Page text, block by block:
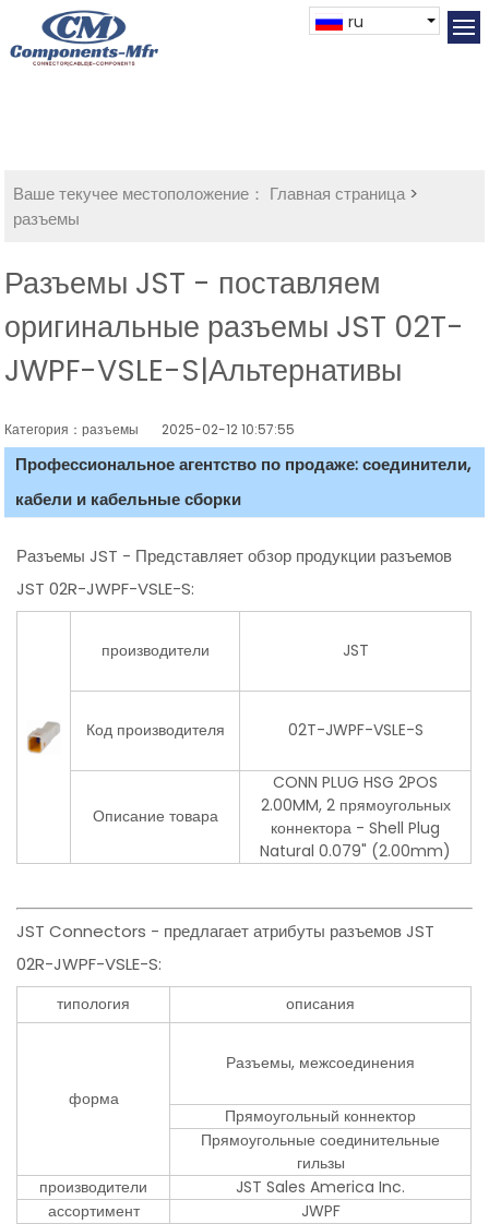
ru
Ваше текучее местоположение： Главная страница>
разъемы
Разъемы JST - поставляем
оригинальные разъемы JST 02T-
JWPF-VSLE-S|Альтернативы
Категория：разъемы 2025-02-12 10:57:55
Профессиональное агентство по продаже: соединители,
кабели и кабельные сборки
Разъемы JST - Представляет обзор продукции разъемов
JST 02R-JWPF-VSLE-S:
производители JST
Код производителя 02T-JWPF-VSLE-S
Описание товара
CONN PLUG HSG 2POS
2.00MM, 2 прямоугольных
коннектора - Shell Plug
Natural 0.079" (2.00mm)
JST Connectors - предлагает атрибуты разъемов JST
02R-JWPF-VSLE-S:
типология описания
форма
Разъемы, межсоединения
Прямоугольный коннектор
Прямоугольные соединительные
гильзы
производители
JST Sales America Inc.
ассортимент
JWPF